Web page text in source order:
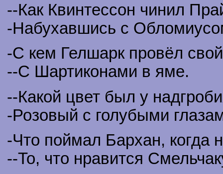
--Как Квинтессон чинил
-Набухавшись с
-С кем Гелшарк провёл свой
--С Шартиконами в яме.
--Какой цвет был у
-Розовый с голубыми
-Что поймал Бархан, когда
--То, что нравится